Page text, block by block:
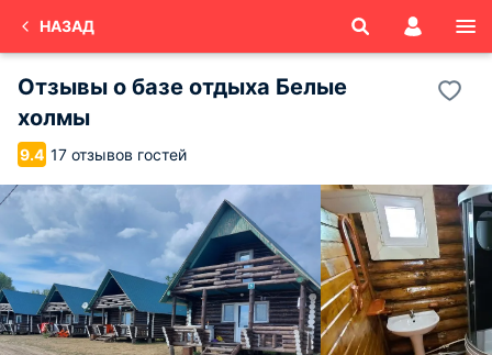
НАЗАД
Отзывы о базе отдыха Белые
холмы
9.4 17 отзывов гостей